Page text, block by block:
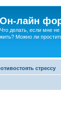
Он-лайн
Что делать, если мне
жить? Можно ли
стрессу